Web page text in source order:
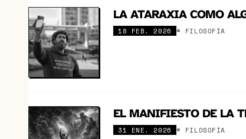
LA ATARAXIA COMO
18 FEB. 2026 # FILOSOFÍA
EL MANIFIESTO DE LA
31 ENE. 2026 # FILOSOFÍA